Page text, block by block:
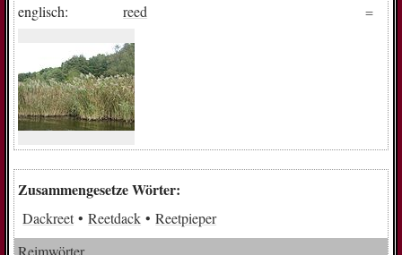
englisch:
reed
Zusammengesetze Wörter:
Dackreet Reetdack
Reetpieper
Reimwörter